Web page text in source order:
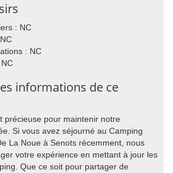
: NC
: NC
informations de ce
précieuse pour maintenir notre
Si vous avez séjourné au Camping
La Noue à Senots récemment, nous
votre expérience en mettant à jour les
Que ce soit pour partager de